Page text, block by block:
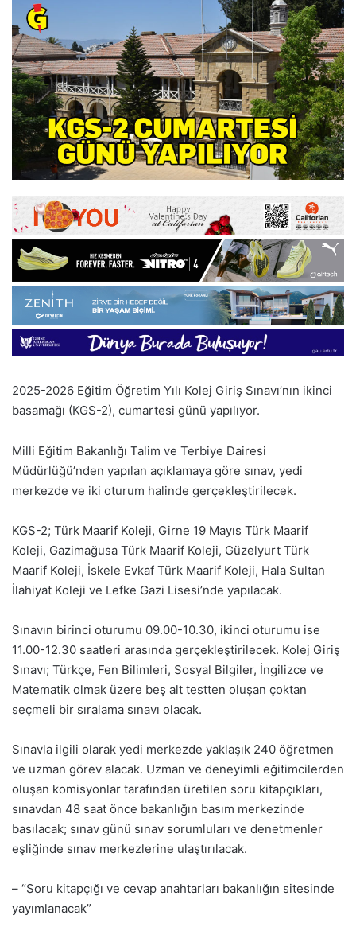
2025-2026 Eğitim Öğretim Yılı Kolej Giriş Sınavı’nın ikinci
basamağı (KGS-2), cumartesi günü yapılıyor.
Milli Eğitim Bakanlığı Talim ve Terbiye Dairesi
Müdürlüğü’nden yapılan açıklamaya göre sınav, yedi
merkezde ve iki oturum halinde gerçekleştirilecek.
KGS-2; Türk Maarif Koleji, Girne 19 Mayıs Türk Maarif
Koleji, Gazimağusa Türk Maarif Koleji, Güzelyurt Türk
Maarif Koleji, İskele Evkaf Türk Maarif Koleji, Hala Sultan
İlahiyat Koleji ve Lefke Gazi Lisesi’nde yapılacak.
Sınavın birinci oturumu 09.00-10.30, ikinci oturumu ise
11.00-12.30 saatleri arasında gerçekleştirilecek. Kolej Giriş
Sınavı; Türkçe, Fen Bilimleri, Sosyal Bilgiler, İngilizce ve
Matematik olmak üzere beş alt testten oluşan çoktan
seçmeli bir sıralama sınavı olacak.
Sınavla ilgili olarak yedi merkezde yaklaşık 240 öğretmen
ve uzman görev alacak. Uzman ve deneyimli eğitimcilerden
oluşan komisyonlar tarafından üretilen soru kitapçıkları,
sınavdan 48 saat önce bakanlığın basım merkezinde
basılacak; sınav günü sınav sorumluları ve denetmenler
eşliğinde sınav merkezlerine ulaştırılacak.
– “Soru kitapçığı ve cevap anahtarları bakanlığın sitesinde
yayımlanacak”